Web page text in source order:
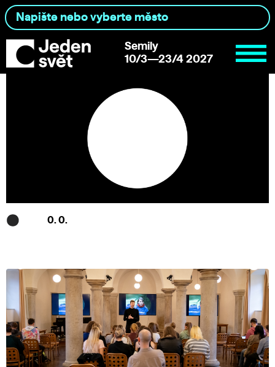
Semily
10/3—23/4 2027
0. 0.